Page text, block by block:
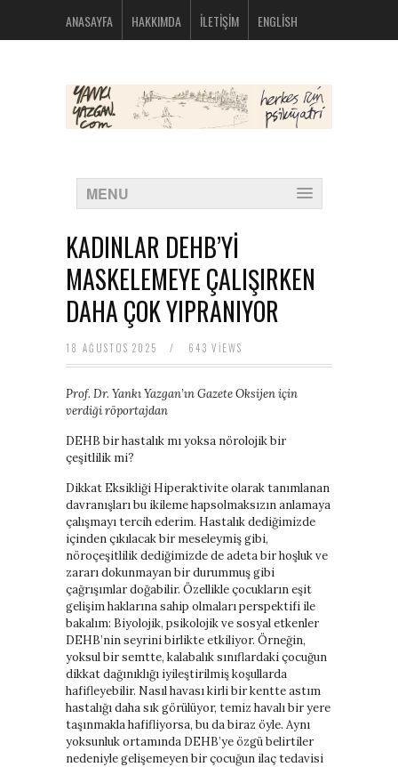
kors
ANASAYFA HAKKIMDA İLETIŞIM ENGLISH
MENU
KADINLAR DEHB’Yİ
MASKELEMEYE ÇALIŞIRKEN
DAHA ÇOK YIPRANIYOR
18 AĞUSTOS 2025 / 643 VIEWS
Prof. Dr. Yankı Yazgan’ın Gazete Oksijen için
verdiği röportajdan
DEHB bir hastalık mı yoksa nörolojik bir
çeşitlilik mi?
Dikkat Eksikliği Hiperaktivite olarak tanımlanan
davranışları bu ikileme hapsolmaksızın anlamaya
çalışmayı tercih ederim. Hastalık dediğimizde
içinden çıkılacak bir meseleymiş gibi,
nöroçeşitlilik dediğimizde de adeta bir hoşluk ve
zararı dokunmayan bir durummuş gibi
çağrışımlar doğabilir. Özellikle çocukların eşit
gelişim haklarına sahip olmaları perspektifi ile
bakalım: Biyolojik, psikolojik ve sosyal etkenler
DEHB’nin seyrini birlikte etkiliyor. Örneğin,
yoksul bir semtte, kalabalık sınıflardaki çocuğun
dikkat dağınıklığı iyileştirilmiş koşullarda
hafifleyebilir. Nasıl havası kirli bir kentte astım
hastalığı daha sık görülüyor, temiz havalı bir yere
taşınmakla hafifliyorsa, bu da biraz öyle. Aynı
yoksunluk ortamında DEHB’ye özgü belirtiler
nedeniyle gelişemeyen bir çocuğun ilaç tedavisi